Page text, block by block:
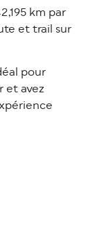
km par
et trail sur
pour
et avez